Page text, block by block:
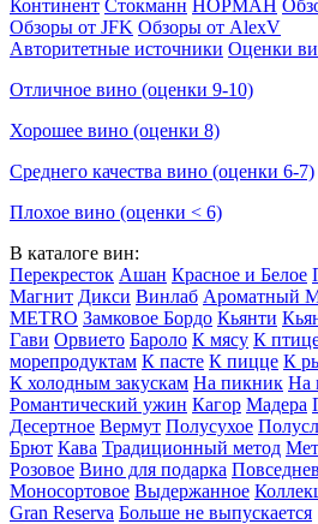
Континент Стокманн НОРМАН
Обзоры от JFK Обзоры от AlexV
Авторитетные источники Оценки
Отличное вино (оценки 9-10)
Хорошее вино (оценки 8)
Среднего качества вино (оценки 6-7)
Плохое вино (оценки < 6)
В каталоге вин:
Перекресток Ашан Красное и Белое
Магнит Дикси Винлаб Ароматный
METRO Замковое Бордо Кьянти
Гави Орвието Бароло К мясу К
морепродуктам К пасте К пицце К
К холодным закускам На пикник На
Романтический ужин Кагор Мадера
Десертное Вермут Полусухое
Брют Кава Традиционный метод
Розовое Вино для подарка
Моносортовое Выдержанное
Gran Reserva Больше не выпускается